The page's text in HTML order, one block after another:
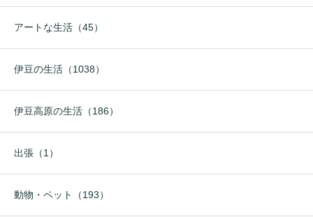
アートな生活（45）
伊豆の生活（1038）
伊豆高原の生活（186）
出張（1）
動物・ペット（193）